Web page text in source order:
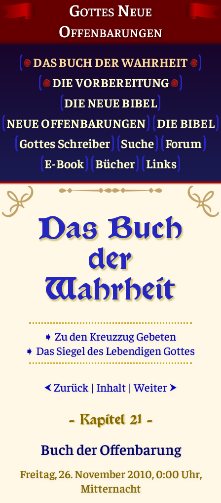
Gottes Neue
Offenbarungen
DAS BUCH DER WAHRHEIT
DIE VOR­BEREITUNG
DIE NEUE BIBEL
NEUE OFFENBARUNGEN
DIE BIBEL
Gottes Schreiber
Suche
Forum
E-Book
Bücher Links
Das Buch
der
Wahrheit
➧ Zu den Kreuzzug Gebeten
➧ Das Siegel des Lebendigen Gottes
⮜ Zurück | Inhalt |Weiter ⮞
- Kapitel 21 -
Buch der Offenbarung
Freitag, 26. November 2010, 0:00 Uhr,
Mitternacht